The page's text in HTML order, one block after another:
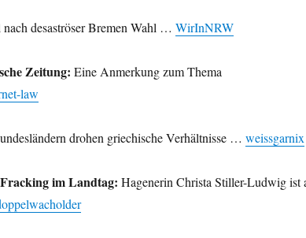
desaströser Bremen Wahl … WirInNRW
Zeitung: Eine Anmerkung zum Thema
law
drohen griechische Verhältnisse … weissgarnix
im Landtag: Hagenerin Christa Stiller-Ludwig ist